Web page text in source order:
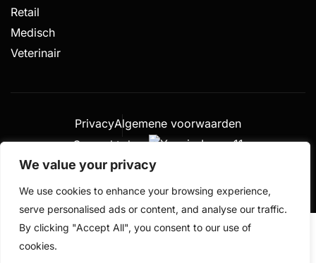
We value your privacy
We use cookies to enhance your browsing experience,
serve personalised ads or content, and analyse our traffic.
By clicking "Accept All", you consent to our use of
cookies.
Retail
Medisch
Veterinair
© 2026 De Weegschalen Shop.nl – alle rechten
Gemaakt door
PrivacyAlgemene voorwaarden